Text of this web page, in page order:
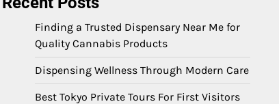
Finding a Trusted Dispensary Near Me for
Quality Cannabis Products
Dispensing Wellness Through Modern Care
Best Tokyo Private Tours For First Visitors